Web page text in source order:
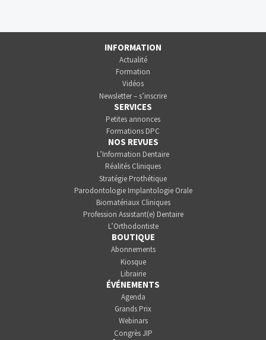
INFORMATION
Actualité
Formation
Vidéos
Newsletter – s’inscrire
SERVICES
Petites annonces
Formations DPC
NOS REVUES
L’Information Dentaire
Réalités Cliniques
Stratégie Prothétique
Parodontologie Implantologie Orale
Biomatériaux Cliniques
Profession Assistant(e) Dentaire
L’Orthodontiste
BOUTIQUE
Abonnements
Kiosque
Librairie
ÉVÉNEMENTS
Agenda
Grands Prix
Webinars
Congrès JIP